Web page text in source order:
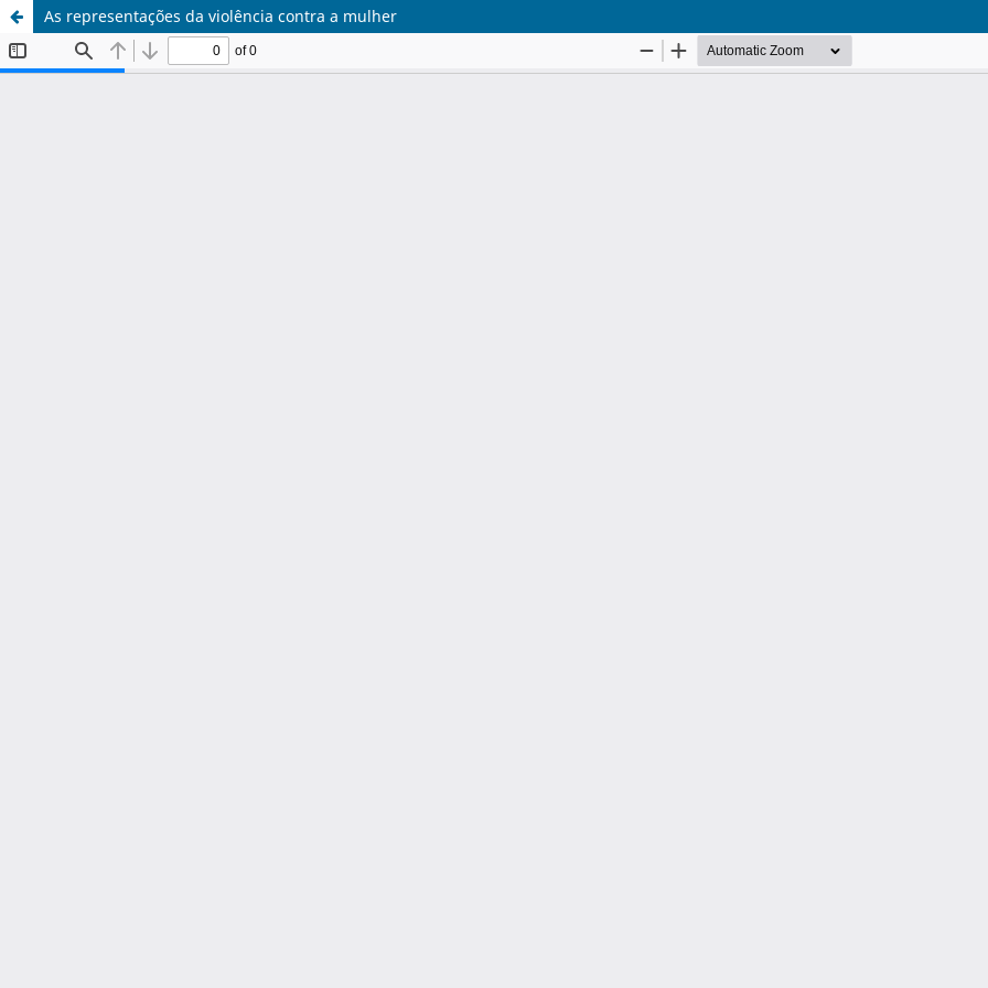
As representações da violência contra a mulher